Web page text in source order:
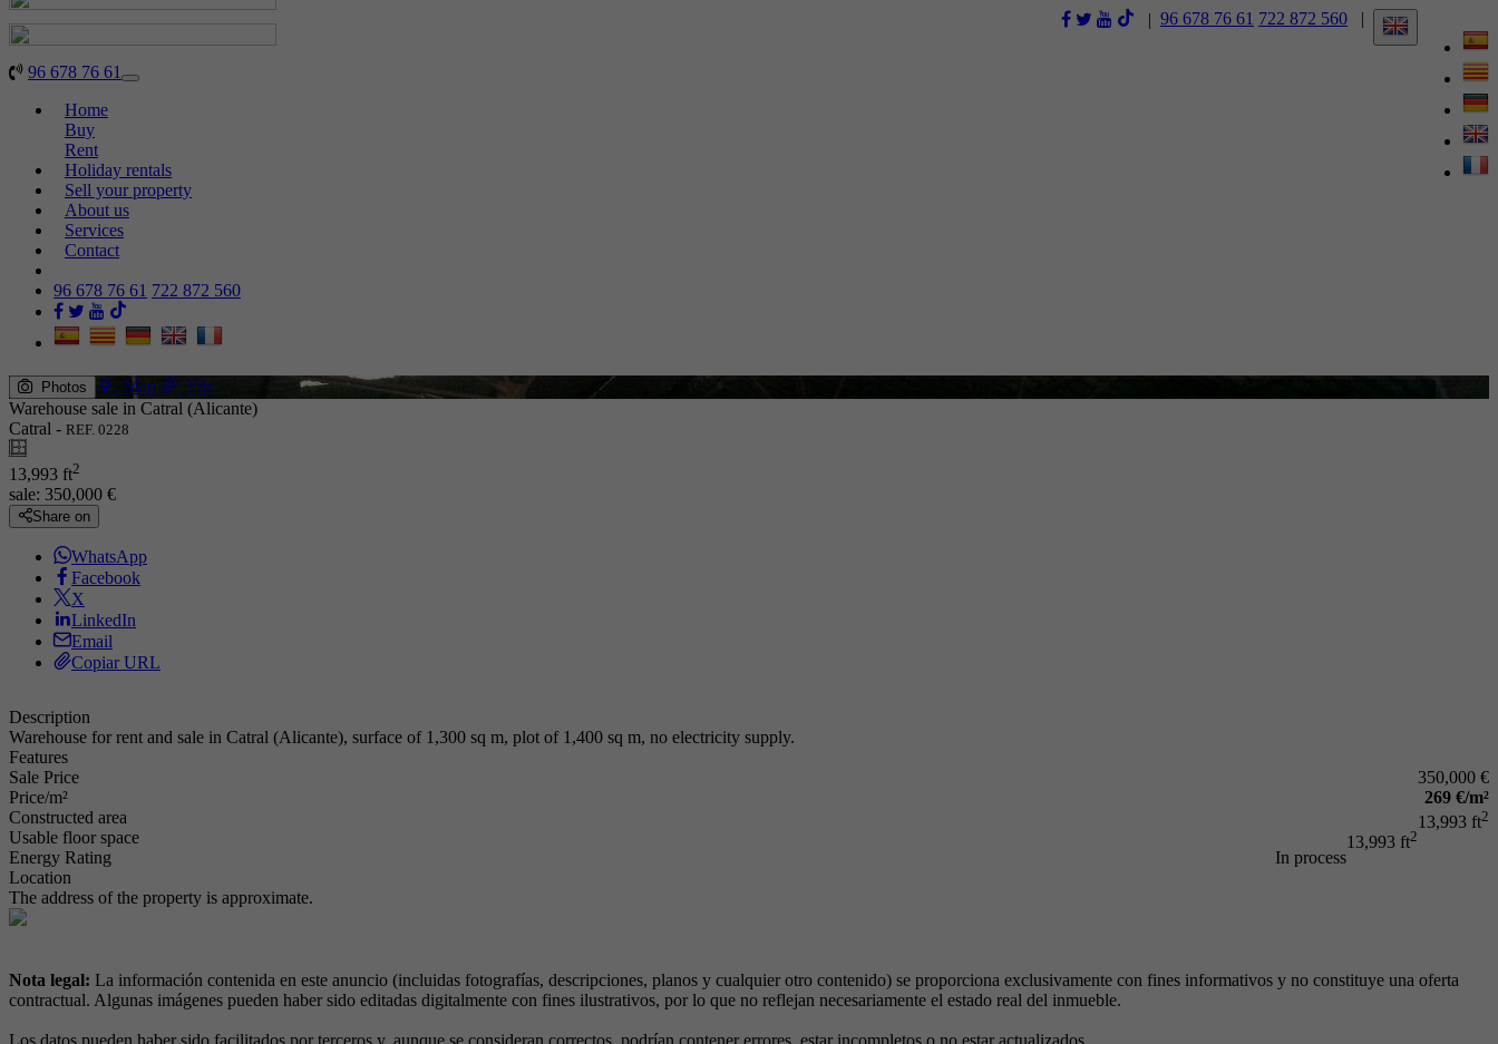
96 678 76 61 722 872 560 |
|
96 678 76 61
Toggle
Home
Buy
Rent
Holiday rentals
Sell your property
About us
Services
Contact
96 678 76 61 722 872 560
Photos Map
File
Warehouse sale in Catral (Alicante)
Catral - REF. 0228
13,993 ft2
sale: 350,000 €
Share on
WhatsApp
Facebook
X
LinkedIn
Email
Copiar URL
Description
Warehouse for rent and sale in Catral (Alicante), surface of 1,300 sq m, plot of 1,400 sq m, no electricity supply.
Features
Sale Price
350,000 €
Price/m²
269 €/m²
Constructed area
13,993 ft2
Usable floor space 13,993 ft2
Energy Rating
In process
Location
The address of the property is approximate.
Nota legal: La información contenida en este anuncio (incluidas fotografías, descripciones, planos y cualquier otro contenido) se proporciona exclusivamente con fines informativos y no constituye una oferta
contractual. Algunas imágenes pueden haber sido editadas digitalmente con fines ilustrativos, por lo que no reflejan necesariamente el estado real del inmueble.